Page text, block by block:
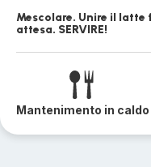
Mescolare. Unire il
attesa. SERVIRE!
Mantenimento in caldo